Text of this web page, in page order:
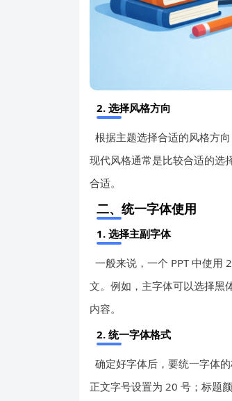
2. 选择风格方向
根据主题选择合适的风格方
现代风格通常是比较合适的选
合适。
二、统一字体使用
1. 选择主副字体
一般来说，一个 PPT 中使用
文。例如，主字体可以选择黑
内容。
2. 统一字体格式
确定好字体后，要统一字体
正文字号设置为 20 号；标题